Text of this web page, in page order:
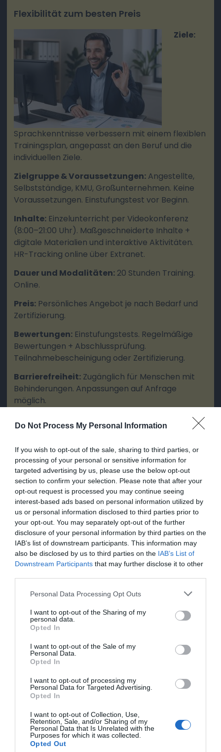
Do Not Process My Personal Information
If you wish to opt-out of the sale, sharing to third parties, or
processing of your personal or sensitive information for
targeted advertising by us, please use the below opt-out
section to confirm your selection. Please note that after your
opt-out request is processed you may continue seeing
interest-based ads based on personal information utilized by
us or personal information disclosed to third parties prior to
your opt-out. You may separately opt-out of the further
disclosure of your personal information by third parties on the
IAB’s list of downstream participants. This information may
also be disclosed by us to third parties on the IAB’s List of
Downstream Participants that may further disclose it to other
Personal Data Processing Opt Outs
I want to opt-out of the Sharing of my
personal data.
Opted In
I want to opt-out of the Sale of my
Personal Data.
Opted In
I want to opt-out of processing my
Personal Data for Targeted Advertising.
Opted In
I want to opt-out of Collection, Use,
Retention, Sale, and/or Sharing of my
Personal Data that Is Unrelated with the
Purposes for which it was collected.
Opted Out
Flexibilität zum besten Preis
Ziele:
Sprachkenntnisse verbessern mit einem flexiblen
Trainingsplan, angepasst an den Beruf und die
individuellen Ziele.
Zielgruppe & Voraussetzungen: Angestellte,
Selbstständige, KMU, Großunternehmen. Keine
Voraussetzungen. Einstufungstest vor Beginn.
Inhalte: Einzelunterricht per Videokonferenz
(8:00–21:00 Uhr). Maßgeschneiderte Inhalte +
digitale Materialien und interaktive Aktivitäten.
HR-Tracking online über Extranet.
Dauer und Modalitäten: 20 Stunden Training.
Online.
Preis: Persönliches Angebot je nach Bedarf und
Zertifizierung.
Bewertungen: Einstufungstests. Regelmäßige
Bewertungen + Abschlussprüfung.
Teilnahmebescheinigung oder Zertifizierung.
Barrierefreiheit: Zugänglich für Menschen mit
Behinderungen. Anpassungen auf Anfrage
möglich.
Lösung 3 – ProMeet Sessions
Vernetzen Sie sich und machen Sie
Fortschritte mit Ihren Kolleginnen
Ziele:
Sprache
im
beruflichen Kontext üben (E-Mails, Meetings,
realistische Rollenspiele Fortschritte erzielen.
Selbstständige, KMU, Großunternehmen. Offen
für alle, keine Voraussetzungen erforderlich.
Inhalte:Gruppensitzungen (max. 4 Personen) in
Präsenz oder online. Interaktive Aktivitäten und
thematische Inhalte, die an die beruflichen
Bedürfnisse angepasst sind. Online-Tracking +